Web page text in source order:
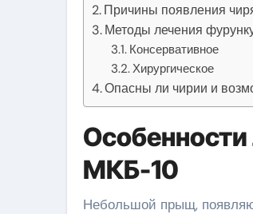
Причины появления
Методы лечения
Консервативное
Хирургическое
Опасны ли чирии и
Особенности
МКБ-10
Небольшой прыщ,